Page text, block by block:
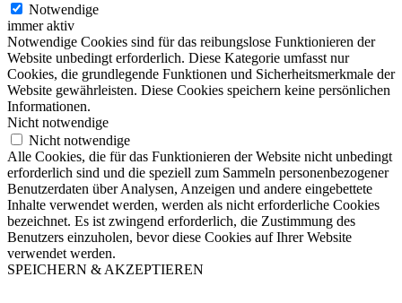
Notwendige
immer aktiv
Notwendige Cookies sind für das reibungslose Funktionieren der
Website unbedingt erforderlich. Diese Kategorie umfasst nur
Cookies, die grundlegende Funktionen und Sicherheitsmerkmale der
Website gewährleisten. Diese Cookies speichern keine persönlichen
Informationen.
Nicht notwendige
Nicht notwendige
Alle Cookies, die für das Funktionieren der Website nicht unbedingt
erforderlich sind und die speziell zum Sammeln personenbezogener
Benutzerdaten über Analysen, Anzeigen und andere eingebettete
Inhalte verwendet werden, werden als nicht erforderliche Cookies
bezeichnet. Es ist zwingend erforderlich, die Zustimmung des
Benutzers einzuholen, bevor diese Cookies auf Ihrer Website
verwendet werden.
SPEICHERN & AKZEPTIEREN